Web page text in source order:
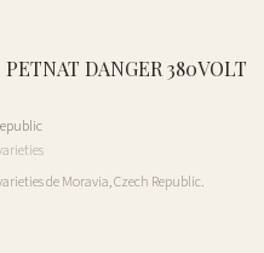
PETNAT DANGER 380VOLT
de Moravia, Czech Republic.